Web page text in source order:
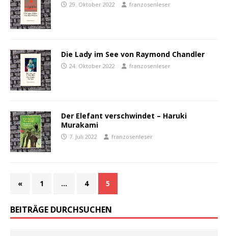
29. Oktober 2022 franzosenleser
Die Lady im See von Raymond Chandler
24. Oktober 2022 franzosenleser
Der Elefant verschwindet – Haruki
Murakami
7. Juli 2022 franzosenleser
« 1 … 4 5
BEITRÄGE DURCHSUCHEN